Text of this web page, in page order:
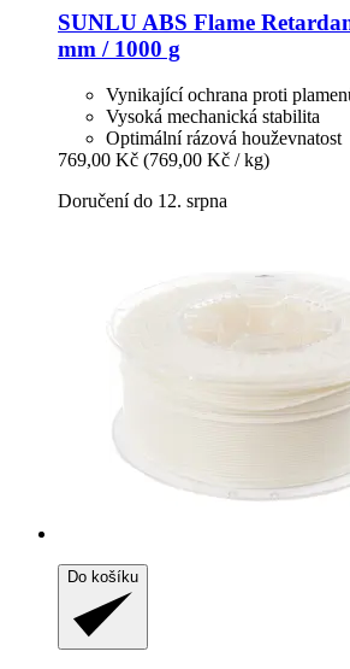
SUNLU ABS Flame
mm / 1000 g
Vynikající ochrana proti
Vysoká mechanická stabilita
Optimální rázová houževnatost
769,00 Kč (769,00 Kč / kg)
Doručení do 12. srpna
Do košíku